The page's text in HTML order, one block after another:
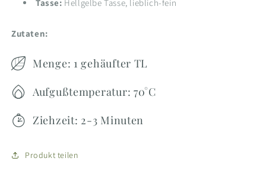
Tasse: Hellgelbe Tasse, lieblich-fein
Zutaten:
Menge: 1 gehäufter TL
Aufgußtemperatur: 70°C
Ziehzeit: 2-3 Minuten
Produkt teilen